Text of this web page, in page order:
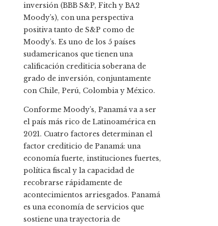
inversión (BBB S&P, Fitch y BA2
Moody’s), con una perspectiva
positiva tanto de S&P como de
Moody’s. Es uno de los 5 países
sudamericanos que tienen una
calificación crediticia soberana de
grado de inversión, conjuntamente
con Chile, Perú, Colombia y México.
Conforme Moody’s, Panamá va a ser
el país más rico de Latinoamérica en
2021. Cuatro factores determinan el
factor crediticio de Panamá: una
economía fuerte, instituciones fuertes,
política fiscal y la capacidad de
recobrarse rápidamente de
acontecimientos arriesgados. Panamá
es una economía de servicios que
sostiene una trayectoria de